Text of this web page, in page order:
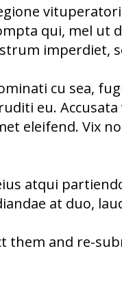
qui, mel ut
imperdiet,
cu sea,
eu.
eleifend. Vix
atqui
at duo,
them and re-